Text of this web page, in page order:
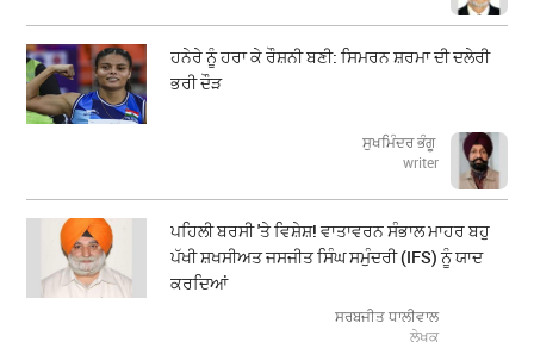
ਹਨੇਰੇ ਨੂੰ ਹਰਾ ਕੇ ਰੌਸ਼ਨੀ ਬਣੀ: ਸਿਮਰਨ ਸ਼ਰਮਾ ਦੀ ਦਲੇਰੀ
ਭਰੀ ਦੌੜ
ਸੁਖਮਿੰਦਰ ਭੰਗੂ
writer
ਪਹਿਲੀ ਬਰਸੀ 'ਤੇ ਵਿਸ਼ੇਸ਼! ਵਾਤਾਵਰਨ ਸੰਭਾਲ ਮਾਹਰ ਬਹੁ
ਪੱਖੀ ਸ਼ਖਸੀਅਤ ਜਸਜੀਤ ਸਿੰਘ ਸਮੁੰਦਰੀ (IFS) ਨੂੰ ਯਾਦ
ਕਰਦਿਆਂ
ਸਰਬਜੀਤ ਧਾਲੀਵਾਲ
ਲੇਖਕ